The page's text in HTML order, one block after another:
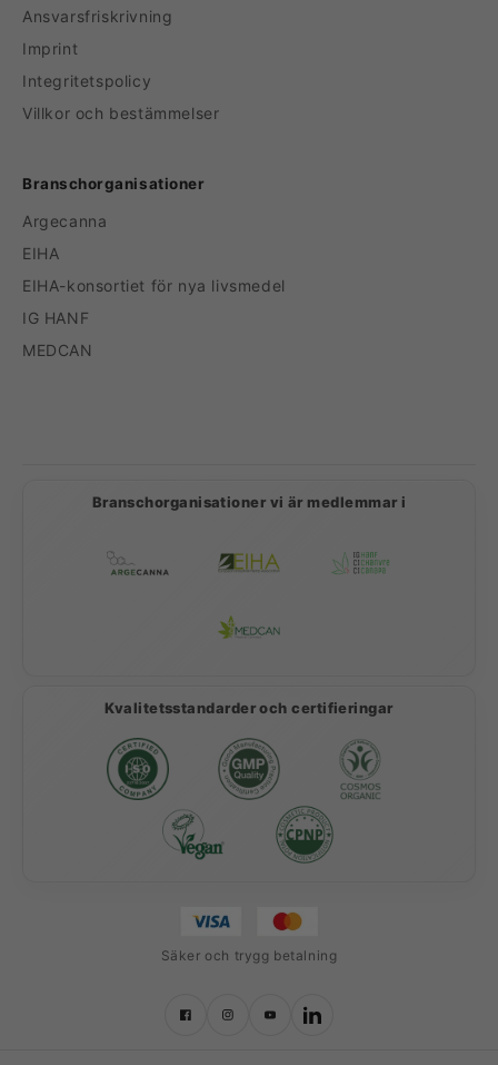
Ansvarsfriskrivning
Imprint
Integritetspolicy
Villkor och bestämmelser
Branschorganisationer
Argecanna
EIHA
EIHA-konsortiet för nya livsmedel
IG HANF
MEDCAN
Branschorganisationer vi är medlemmar i
Kvalitetsstandarder och certifieringar
Säker och trygg betalning
YouTubeLinkedIn